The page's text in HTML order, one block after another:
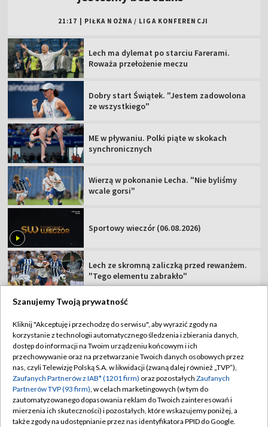
21:17 PIŁKA NOŻNA / LIGA KONFERENCJI
Lech ma dylemat po starciu Farerami.
Roważa przełożenie meczu
Dobry start Świątek. "Jestem zadowolona
ze wszystkiego"
ME w pływaniu. Polki piąte w skokach
synchronicznych
Wierzą w pokonanie Lecha. "Nie byliśmy
wcale gorsi"
Sportowy wieczór (06.08.2026)
Lech ze skromną zaliczką przed rewanżem.
"Tego elementu zabrakło"
TVP
Abonament TVP
Sklep TVP
Biuro Reklamy
Oferta Handlowa
Regulamin TVP
Polityka prywatności
Moje zgody
Biuro reklamy
Szanujemy Twoją prywatność
Kliknij "Akceptuję i przechodzę do serwisu", aby wyrazić zgody na
korzystanie z technologii automatycznego śledzenia i zbierania danych,
dostęp do informacji na Twoim urządzeniu końcowym i ich
przechowywanie oraz na przetwarzanie Twoich danych osobowych przez
nas, czyli Telewizję Polską S.A. w likwidacji (zwaną dalej również „TVP”),
Zaufanych Partnerów z IAB* (1201 firm) oraz pozostałych Zaufanych
Partnerów TVP (93 firm), w celach marketingowych (w tym do
zautomatyzowanego dopasowania reklam do Twoich zainteresowań i
mierzenia ich skuteczności) i pozostałych, które wskazujemy poniżej, a
także zgody na udostępnianie przez nas identyfikatora PPID do Google.